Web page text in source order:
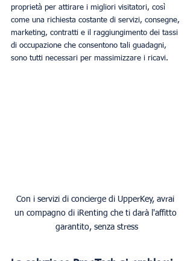
proprietà per attirare i migliori visitatori, così
come una richiesta costante di servizi, consegne,
marketing, contratti e il raggiungimento dei tassi
di occupazione che consentono tali guadagni,
sono tutti necessari per massimizzare i ricavi.
Con i servizi di concierge di UpperKey, avrai
un compagno di iRenting che ti darà l'affitto
garantito, senza stress